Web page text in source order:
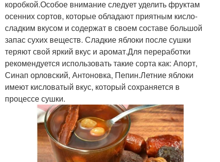
коробкой.Особое внимание следует уделить фруктам
осенних сортов, которые обладают приятным кисло-
сладким вкусом и содержат в своем составе большой
запас сухих веществ. Сладкие яблоки после сушки
теряют свой яркий вкус и аромат.Для переработки
рекомендуется использовать такие сорта как: Апорт,
Синап орловский, Антоновка, Пепин.Летние яблоки
имеют кисловатый вкус, который сохраняется в
процессе сушки.